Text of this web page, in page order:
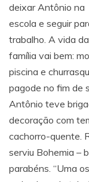
deixar Antônio na
escola e seguir
trabalho. A vida da
família vai bem:
piscina e
pagode no fim de
Antônio teve
decoração com
cachorro-quente.
serviu Bohemia –
parabéns. “Uma